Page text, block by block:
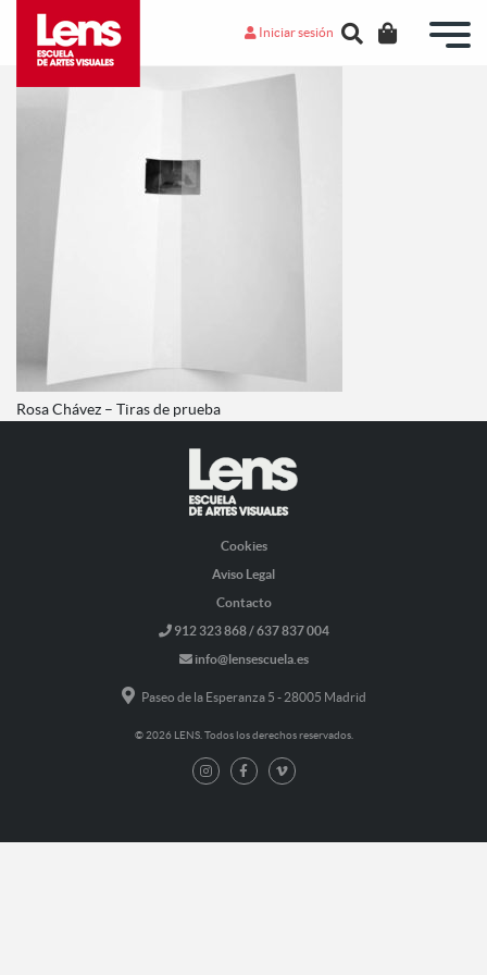
Iniciar sesión
Rosa Chávez – Tiras de prueba
Cookies
Aviso Legal
Contacto
912 323 868 / 637 837 004
info@lensescuela.es
Paseo de la Esperanza 5 - 28005 Madrid
© 2026 LENS. Todos los derechos reservados.